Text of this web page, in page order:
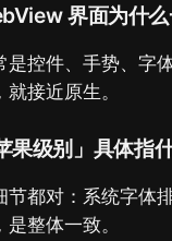
界面为什
是控件、手势、字
就接近原生。
果级别」具体指
节都对：系统字体
是整体一致。